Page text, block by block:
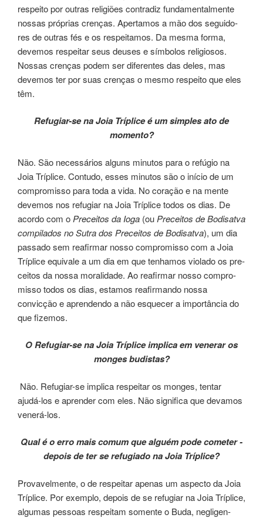
res­pei­to por outras reli­giões con­tra­diz fun­da­men­tal­men­te
nos­sas pró­prias cren­ças. Apertamos a mão dos segui­do­
res de ­outras fés e os res­pei­ta­mos. Da mesma forma,
deve­mos res­pei­tar seus deu­ses e sím­bo­los reli­gio­sos.
Nossas cren­ças podem ser dife­ren­tes das deles, mas
deve­mos ter por suas cren­ças o mesmo res­pei­to que eles
têm.
Refugiar-se na Joia Tríplice é um sim­ples ato de
momen­to?
Não. São neces­sá­rios ­alguns minu­tos para o refúgio na
Joia Tríplice. Contudo, esses minu­tos são o iní­cio de um
com­pro­mis­so para toda a vida. No cora­ção e na mente
deve­mos nos refu­giar na Joia Tríplice todos os dias. De
acor­do com o Preceitos da Ioga (ou Preceitos de Bodisatva
compilados no Sutra dos Preceitos de Bodisatva), um dia
passa­do sem rea­fir­mar nosso com­pro­mis­so com a Joia
Tríplice equi­va­le a um dia em que tenha­mos vio­la­do os pre­
cei­tos da nossa moralidade. Ao rea­fir­mar nosso com­pro­
mis­so todos os dias, esta­mos rea­fir­man­do nossa
convicção e apren­den­do a não esque­cer a impor­tân­cia do
que fize­mos.
O Refugiar-se na Joia Tríplice impli­ca em venerar os
mon­ges budis­tas?
Não. Refugiar-se impli­ca res­pei­tar os mon­ges, ten­tar
ajudá-los e apren­der com eles. Não sig­ni­fi­ca que deva­mos
venerá-los.
Qual é o erro mais comum que ­alguém pode come­ter ­
depois de ter se refugiado na Joia Tríplice?
Provavelmente, o de res­pei­tar ape­nas um aspec­to da Joia
Tríplice. Por exem­plo, depois de se refu­giar na Joia Tríplice,
algu­mas pes­soas res­pei­tam somen­te o Buda, negligen­